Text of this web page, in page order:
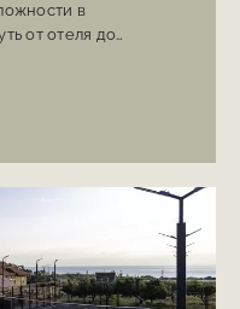
в
от отеля до
можем организовать